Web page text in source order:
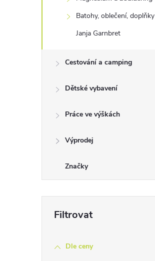
e
Batohy, oblečení, doplňky
Janja Garnbret
Cestování a camping
Dětské vybavení
Práce ve výškách
Výprodej
Značky
Dle ceny